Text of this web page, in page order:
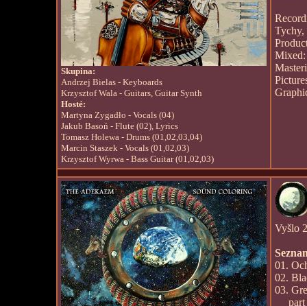
Skupina:
Andrzej Bielas - Keyboards
Krzysztof Wala - Guitars, Guitar Synth
Hosté:
Martyna Zygadło - Vocals (04)
Jakub Basoń - Flute (02), Lyrics
Tomasz Holewa - Drums (01,02,03,04)
Marcin Staszek - Vocals (01,02,03)
Krzysztof Wyrwa - Bass Guitar (01,02,03)
Tychy,
Mixed:
Vyšlo
01.
02.
03.
part